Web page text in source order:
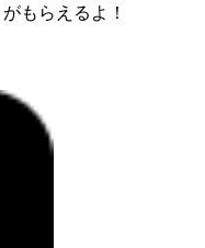
がもらえるよ！